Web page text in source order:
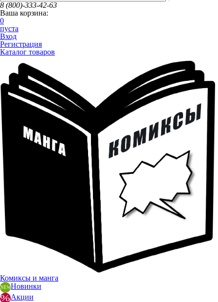
8 (800)-333-42-63
Ваша корзина:
0
пуста
Вход
Регистрация
Каталог товаров
Комиксы и манга
Новинки
Акции